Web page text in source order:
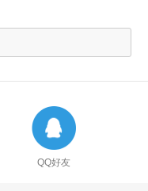
QQ好友